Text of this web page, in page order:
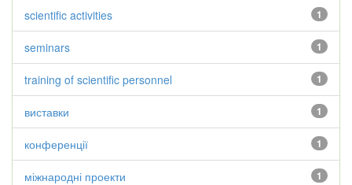
1
scientific activities
1
seminars
1
training of scientific personnel
1
виставки
1
конференції
1
міжнародні проекти